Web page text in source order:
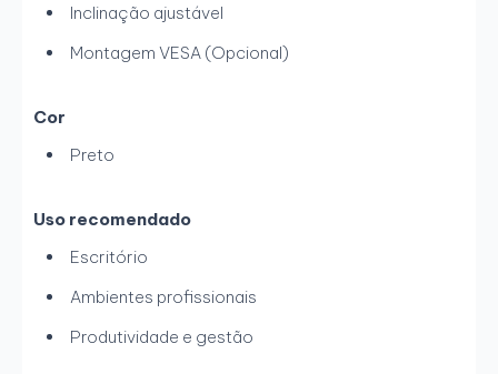
Inclinação ajustável
Montagem VESA (Opcional)
Cor
Preto
Uso recomendado
Escritório
Ambientes profissionais
Produtividade e gestão